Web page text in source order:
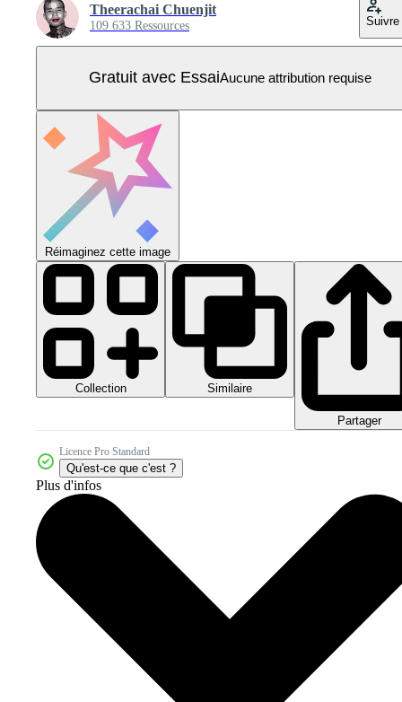
Theerachai Chuenjit
109 633 Ressources Suivre
Gratuit avec EssaiAucune attribution requise
Réimaginez cette image
Collection Similaire
Partager
Licence Pro Standard
Qu'est-ce que c'est ?
Plus d'infos